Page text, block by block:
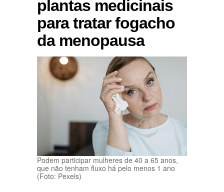
plantas medicinais
para tratar fogacho
da menopausa
Podem participar mulheres de 40 a 65 anos,
que não tenham fluxo há pelo menos 1 ano
(Foto: Pexels)